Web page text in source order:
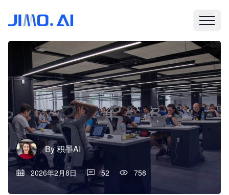
By积墨AI
2026年2月8日 52 758